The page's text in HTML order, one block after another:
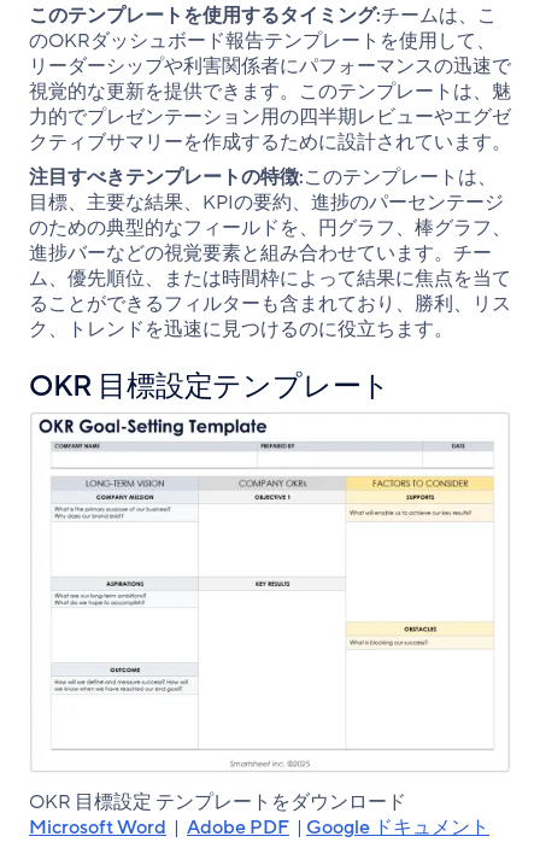
このテンプレートを使用するタイミング:チームは、こ
のOKRダッシュボード報告テンプレートを使用して、
リーダーシップや利害関係者にパフォーマンスの迅速で
視覚的な更新を提供できます。このテンプレートは、魅
力的でプレゼンテーション用の四半期レビューやエグゼ
クティブサマリーを作成するために設計されています。
注目すべきテンプレートの特徴:このテンプレートは、
目標、主要な結果、KPIの要約、進捗のパーセンテージ
のための典型的なフィールドを、円グラフ、棒グラフ、
進捗バーなどの視覚要素と組み合わせています。チー
ム、優先順位、または時間枠によって結果に焦点を当て
ることができるフィルターも含まれており、勝利、リス
ク、トレンドを迅速に見つけるのに役立ちます。
OKR 目標設定テンプレート
OKR 目標設定 テンプレートをダウンロード
Microsoft Word | Adobe PDF | Google ドキュメント